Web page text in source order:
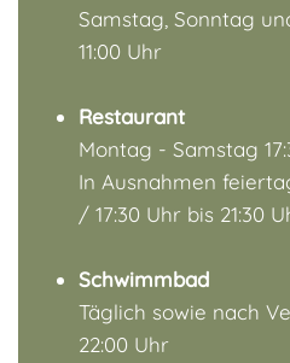
Samstag, Sonntag
11:00 Uhr
Restaurant
Montag - Samstag
In Ausnahmen
/ 17:30 Uhr bis 21:30
Schwimmbad
Täglich sowie nach
22:00 Uhr